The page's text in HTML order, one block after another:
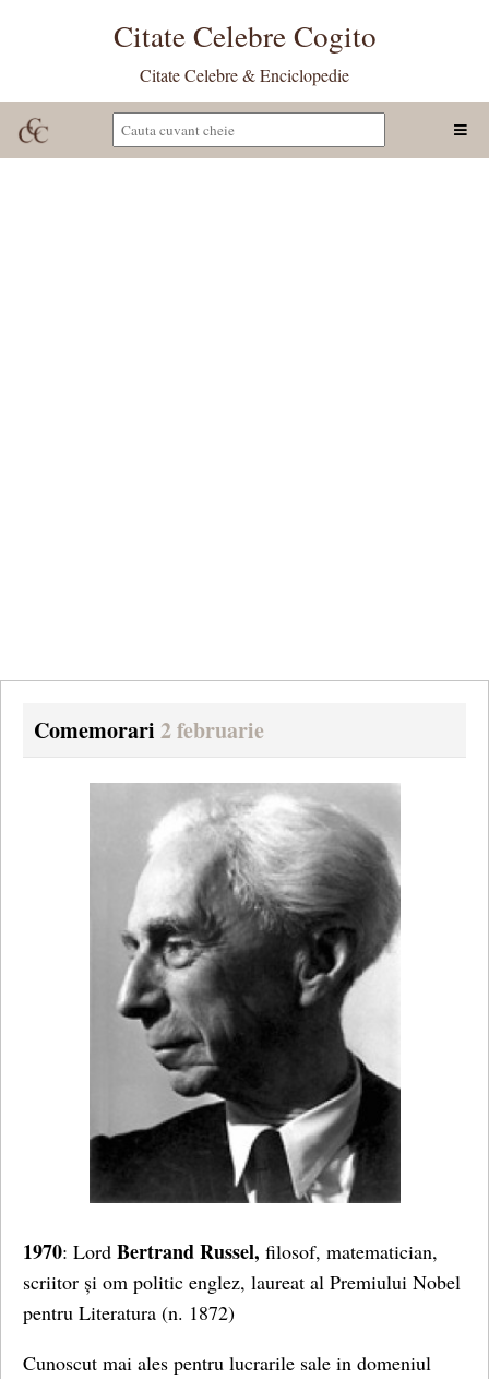
Citate Celebre Cogito
Citate Celebre & Enciclopedie
Comemorari 2 februarie
1970: Lord Bertrand Russel, filosof, matematician,
scriitor și om politic englez, laureat al Premiului Nobel
pentru Literatura (n. 1872)
Cunoscut mai ales pentru lucrarile sale in domeniul